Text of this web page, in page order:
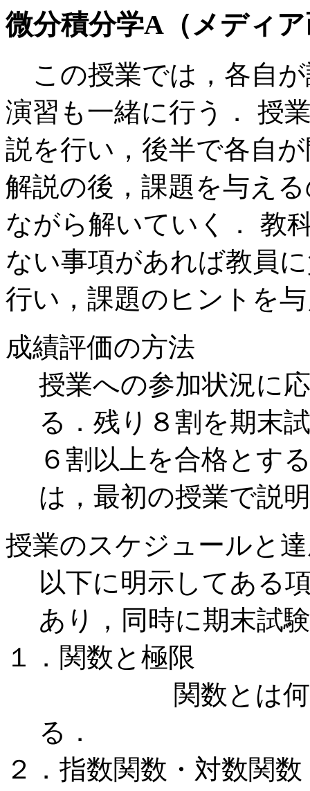
微分積分学A（メディ
この授業では，各自
演習も一緒に行う． 授
説を行い，後半で各自
解説の後，課題を与え
ながら解いていく． 教
ない事項があれば教員
行い，課題のヒントを
成績評価の方法
授業への参加状況に
る．残り８割を期末
６割以上を合格とす
は，最初の授業で説
授業のスケジュールと
以下に明示してある
あり，同時に期末試
１．関数と極限
関数とは何かわ
る．
２．指数関数・対数関数